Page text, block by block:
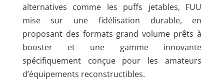
alternatives comme les puffs jetables, FUU
mise sur une fidélisation durable, en
proposant des formats grand volume prêts à
booster et une gamme innovante
spécifiquement conçue pour les amateurs
d’équipements reconstructibles.